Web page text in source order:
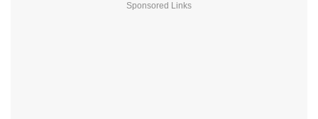
Sponsored Links